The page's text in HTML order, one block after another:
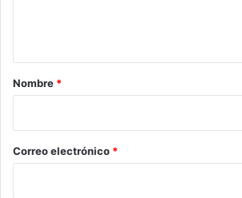
r
*
Nombre *
Correo electrónico *